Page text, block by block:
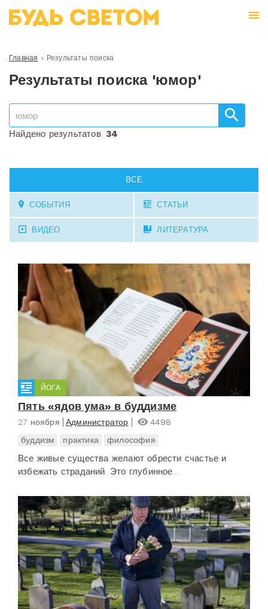
Главная » Результаты поиска
Результаты поиска 'юмор'
Найдено результатов: 34
ВСЕ
СОБЫТИЯ СТАТЬИ
ВИДЕО ЛИТЕРАТУРА
ЙОГА
Пять «ядов ума» в буддизме
27 ноября Администратор
4498
буддизм
практика философия
Все живые существа желают обрести счастье и
избежать страданий. Это глубинное...